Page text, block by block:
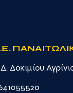
Δοκιμίου